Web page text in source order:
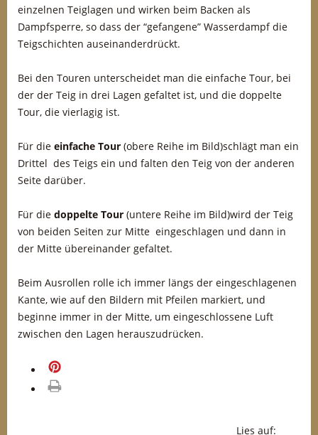
einzelnen Teiglagen und wirken beim Backen als
Dampfsperre, so dass der “gefangene” Wasserdampf die
Teigschichten auseinanderdrückt.
Bei den Touren unterscheidet man die einfache Tour, bei
der der Teig in drei Lagen gefaltet ist, und die doppelte
Tour, die vierlagig ist.
Für die einfache Tour (obere Reihe im Bild)schlägt man ein
Drittel des Teigs ein und falten den Teig von der anderen
Seite darüber.
Für die doppelte Tour (untere Reihe im Bild)wird der Teig
von beiden Seiten zur Mitte eingeschlagen und dann in
der Mitte übereinander gefaltet.
Beim Ausrollen rolle ich immer längs der eingeschlagenen
Kante, wie auf den Bildern mit Pfeilen markiert, und
beginne immer in der Mitte, um eingeschlossene Luft
zwischen den Lagen herauszudrücken.
Lies auf: